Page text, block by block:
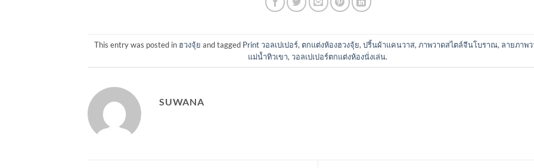
This entry was posted in ฮวงจุ้ย and tagged Print วอลเปเปอร์, ตกแต่งห้องฮวงจุ้ย, ปริ้นผ้าแคนวาส, ภาพวาดสไตล์จีนโบราณ, ลายภาพ
แม่น้ำทิวเขา,วอลเปเปอร์ตกแต่งห้องนั่งเล่น.
SUWANA